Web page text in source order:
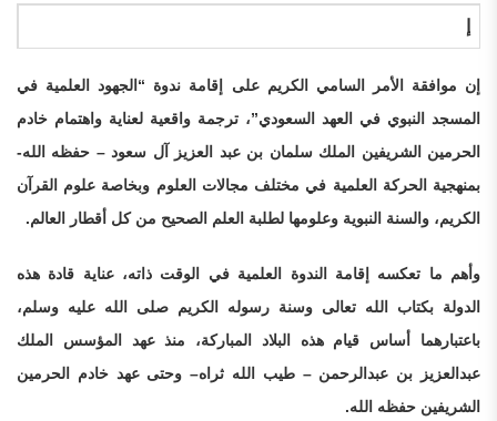
إن موافقة الأمر السامي الكريم على إقامة ندوة “الجهود العلمية في
المسجد النبوي في العهد السعودي”، ترجمة واقعية لعناية واهتمام خادم
الحرمين الشريفين الملك سلمان بن عبد العزيز آل سعود – حفظه الله-
بمنهجية الحركة العلمية في مختلف مجالات العلوم وبخاصة علوم القرآن
الكريم، والسنة النبوية وعلومها لطلبة العلم الصحيح من كل أقطار العالم.
وأهم ما تعكسه إقامة الندوة العلمية في الوقت ذاته، عناية قادة هذه
الدولة بكتاب الله تعالى وسنة رسوله الكريم صلى الله عليه وسلم،
باعتبارهما أساس قيام هذه البلاد المباركة، منذ عهد المؤسس الملك
عبدالعزيز بن عبدالرحمن – طيب الله ثراه– وحتى عهد خادم الحرمين
الشريفين حفظه الله.